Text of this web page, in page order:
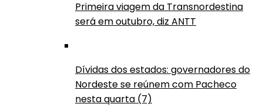
Primeira viagem da Transnordestina
será em outubro, diz ANTT
Dívidas dos estados: governadores do
Nordeste se reúnem com Pacheco
nesta quarta (7)